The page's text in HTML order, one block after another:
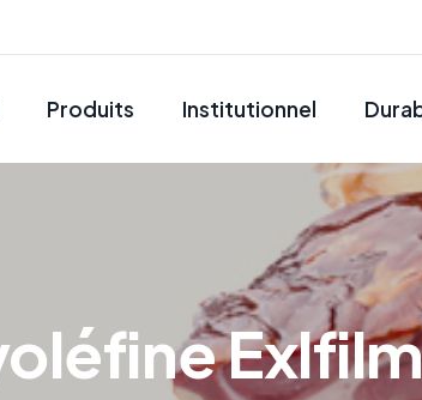
Produits Institutionnel